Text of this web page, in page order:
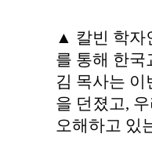
▲ 칼빈 학자
를 통해 한국
김 목사는 이
을 던졌고,
오해하고 있